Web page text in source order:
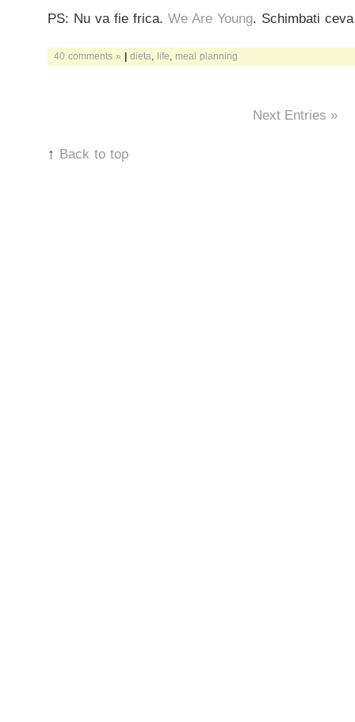
PS: Nu va fie frica. We Are Young. Schimbati
40 comments » | dieta life meal planning
Next Entries »
↑ Back to top